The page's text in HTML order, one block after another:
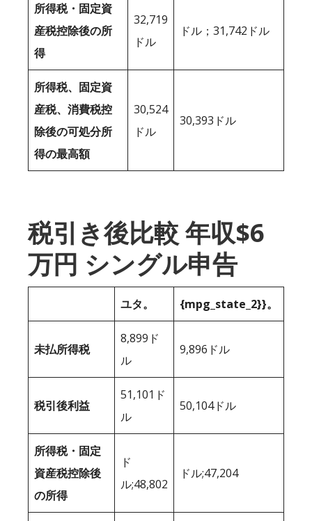
所得税・固定資
産税控除後の所
得
32,719
ドル
ドル；31,742ドル
所得税、固定資
産税、消費税控
除後の可処分所
得の最高額
30,524
ドル
30,393ドル
税引き後比較 年収$6
万円 シングル申告
ユタ。 {mpg_state_2}}。
未払所得税
8,899ド
ル
9,896ドル
税引後利益
51,101ド
ル
50,104ドル
所得税・固定
資産税控除後
の所得
ド
ル;48,802
ドル;47,204